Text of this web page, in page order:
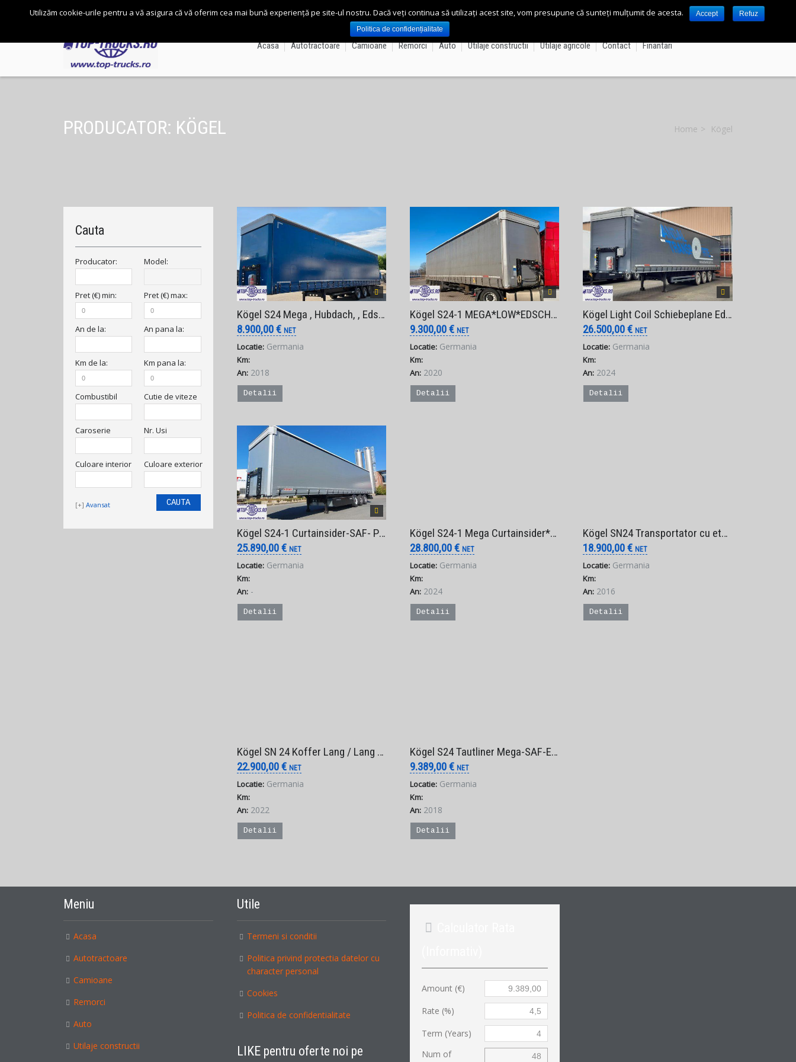
Acasa Autotractoare Camioane Remorci Auto Utilaje constructii Utilaje agricole Contact Finantari
PRODUCATOR: KÖGEL Home Kögel
Kögel S24 Mega , Hubdach, , Edscha , Code XL – 8.900 € Net (Factura Externa)
8.900,00 € NET
Locatie:Germania
Km:
An:2018
Detalii
Kögel S24-1 MEGA*LOW*EDSCHA*SAF – 9.300 € Net (Factura Externa)
9.300,00 € NET
Locatie:Germania
Km:
An:2020
Detalii
Kögel Light Coil Schiebeplane Edscha Liftachse Alu – 26.500 € Net (Factura Externa)
26.500,00 € NET
Locatie: Germania
Km:
An: 2024
Detalii
Kögel S24-1 Curtainsider-SAF- PK-LIFT-Anti Vandalismus – 25.890 € Net (Factura Externa)
25.890,00 € NET
Locatie:Germania
Km:
An:-
Detalii
Kögel S24-1 Mega Curtainsider*Liftachse* – 28.800 € Net (Factura Externa)
28.800,00 € NET
Locatie:Germania
Km:
An:2024
Detalii
Kögel SN24 Transportator cu etaj Vector – 18.900 € Net (Factura Externa)
18.900,00 € NET
Locatie: Germania
Km:
An: 2016
Detalii
Kögel SN 24 Koffer Lang / Lang LKW – 22.900 € Net (Factura Externa)
22.900,00 € NET
Locatie:Germania
Km:
An:2022
Detalii
Kögel S24 Tautliner Mega-SAF-Edscha – 7.890 € Net (Factura Externa)
9.389,00 € NET
Locatie:Germania
Km:
An:2018
Detalii
Cauta
Producator: Model:
Pret (€)min: Pret (€)max:
An de la: Anpana la:
Km de la: Kmpana la:
Combustibil Cutie de viteze
Caroserie Nr. Usi
Culoare interior Culoare exterior
Avansat
Meniu
Acasa
Autotractoare
Camioane
Remorci
Auto
Utilaje constructii
Utile
Termeni si conditii
Politica privind protectia datelor cu
character personal
Cookies
Politica de confidentialitate
LIKE pentru oferte noi pe
Amount (€)
Rate (%)
Term (Years)
Num of
Utilizăm cookie-urile pentru a vă asigura că vă oferim cea mai bună experiență pe site-ul nostru. Dacă veți continua să utilizați acest site, vom presupune că sunteți mulțumit de acesta. Accept
Refuz
Politica de confidențialitate